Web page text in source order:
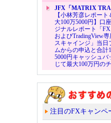
JFX「MATRIX
【小林芳彦レポー
大100万5000円】口
ジナルレポート「
およびTradingView
スキャインジ」当日
ムからの申込と合計
5000円キャッシュ
じて最大100万円の
注目のFXキャンペ